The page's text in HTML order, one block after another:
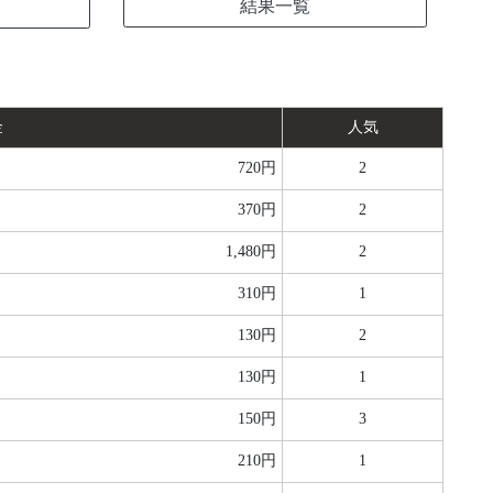
結果一覧
人気
720円 2
370円 2
1,480円 2
310円 1
130円 2
130円 1
150円 3
210円 1